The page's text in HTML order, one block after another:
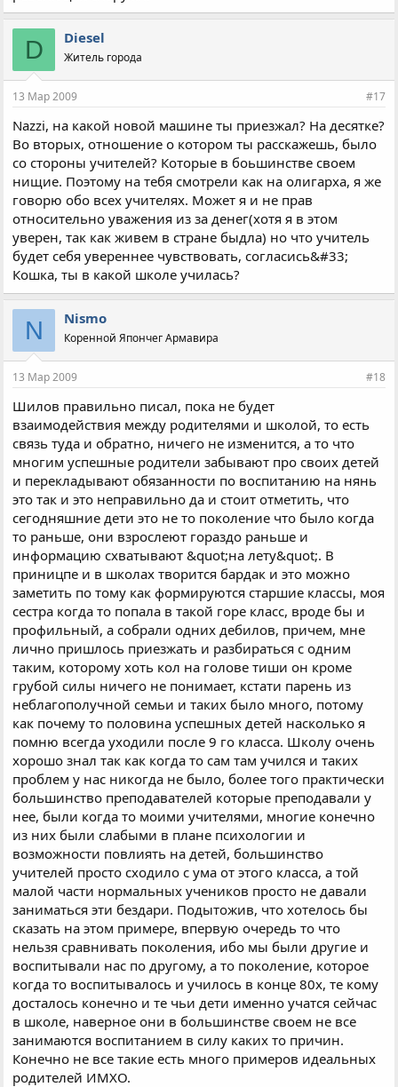
D Diesel
Житель города
13 Мар 2009 #17
Nazzi, на какой новой машине ты приезжал? На десятке?
Во вторых, отношение о котором ты расскажешь, было
со стороны учителей? Которые в боьшинстве своем
нищие. Поэтому на тебя смотрели как на олигарха, я же
говорю обо всех учителях. Может я и не прав
относительно уважения из за денег(хотя я в этом
уверен, так как живем в стране быдла) но что учитель
будет себя увереннее чувствовать, согласись&#33;
Кошка, ты в какой школе училась?
N Nismo
Коренной Япончег Армавира
13 Мар 2009 #18
Шилов правильно писал, пока не будет
взаимодействия между родителями и школой, то есть
связь туда и обратно, ничего не изменится, а то что
многим успешные родители забывают про своих детей
и перекладывают обязанности по воспитанию на нянь
это так и это неправильно да и стоит отметить, что
сегодняшние дети это не то поколение что было когда
то раньше, они взрослеют гораздо раньше и
информацию схватывают &quot;на лету&quot;. В
приницпе и в школах творится бардак и это можно
заметить по тому как формируются старшие классы, моя
сестра когда то попала в такой горе класс, вроде бы и
профильный, а собрали одних дебилов, причем, мне
лично пришлось приезжать и разбираться с одним
таким, которому хоть кол на голове тиши он кроме
грубой силы ничего не понимает, кстати парень из
неблагополучной семьи и таких было много, потому
как почему то половина успешных детей насколько я
помню всегда уходили после 9 го класса. Школу очень
хорошо знал так как когда то сам там учился и таких
проблем у нас никогда не было, более того практически
большинство преподавателей которые преподавали у
нее, были когда то моими учителями, многие конечно
из них были слабыми в плане психологии и
возможности повлиять на детей, большинство
учителей просто сходило с ума от этого класса, а той
малой части нормальных учеников просто не давали
заниматься эти бездари. Подытожив, что хотелось бы
сказать на этом примере, впервую очередь то что
нельзя сравнивать поколения, ибо мы были другие и
воспитывали нас по другому, а то поколение, которое
когда то воспитывалось и училось в конце 80х, те кому
досталось конечно и те чьи дети именно учатся сейчас
в школе, наверное они в большинстве своем не все
занимаются воспитанием в силу каких то причин.
Конечно не все такие есть много примеров идеальных
родителей ИМХО.